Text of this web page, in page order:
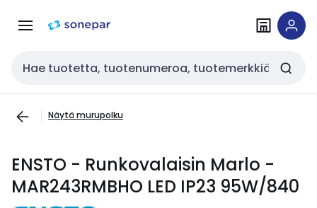
navigointiinsisältöön
Haku
Näytä murupolku
ENSTO - Runkovalaisin Marlo -
MAR243RMBHO LED IP23 95W/840